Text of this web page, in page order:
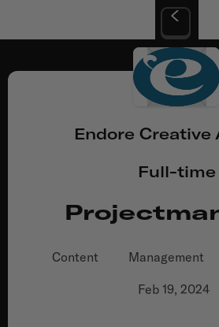
Endore Creative
Full-time
Content Management
Feb 19, 2024